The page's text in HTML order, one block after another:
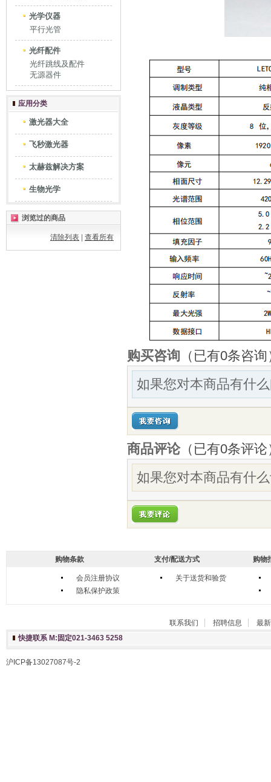
光学仪器
平行光管
光纤配件
光纤跳线及配件
无源器件
应用分类
激光器大全
飞秒激光器
太赫兹解决方案
生物光学
浏览过的商品
清除列表 查看所有
购买咨询 （已有0条咨
如果您对本商品有什
商品评论（已有0条评论
如果您对本商品有什
购物条款
会员注册协议
隐私保护政策
支付/配送方式
关于送货和验货
购物
联系我们 招聘信息
最
快捷联系 M:固定021-3463 5258
沪ICP备13027087号-2